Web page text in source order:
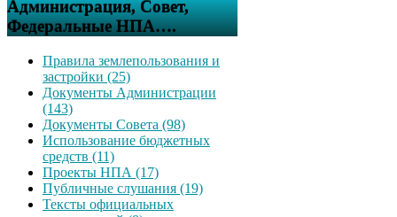
Администрация, Совет,
Федеральные НПА….
Правила землепользования и
застройки (25)
Документы Администрации
(143)
Документы Совета (98)
Использование бюджетных
средств (11)
Проекты НПА (17)
Публичные слушания (19)
Тексты официальных